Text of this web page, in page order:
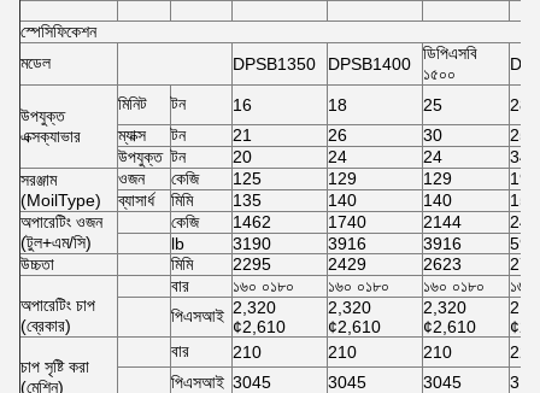
স্পেসিফিকেশন
মডেল
DPSB1350 DPSB1400
ডিপিএসবি
১৫০০
উপযুক্ত
এক্সক্যাভার
মিনিট টন 16 18 25
28
ম্যাক্স
টন 21 26 30
25
উপযুক্ত টন 20 24 24
34
সরঞ্জাম
(MoilType)
ওজন কেজি 125 129 129
193
ব্যাসার্ধ
মিমি 135 140 140
155
অপারেটিং ওজন
(টুল+এম/সি)
কেজি 1462 1740 2144
lb
3190 3916 3916
উচ্চতা
মিমি 2295 2429 2623
অপারেটিং চাপ
(ব্রেকার)
বার ১৬০ ০১৮০ ১৬০ ০১৮০ ১৬০ ০১৮০
১৬০
পিএসআই 2,320
¢2,610
2,320
¢2,610
2,320
¢2,610
চাপ সৃষ্টি করা
(মেশিন)
বার 210 210 210
220
পিএসআই 3045 3045 3045